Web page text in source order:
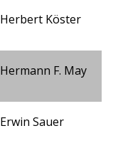
Herbert Köster
Hermann F. May
Erwin Sauer